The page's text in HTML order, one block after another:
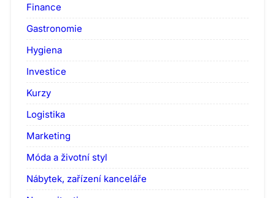
Finance
Gastronomie
Hygiena
Investice
Kurzy
Logistika
Marketing
Móda a životní styl
Nábytek, zařízení kanceláře